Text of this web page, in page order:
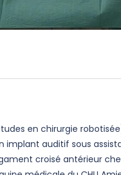
en chirurgie
implant auditif sous
croisé antérieur